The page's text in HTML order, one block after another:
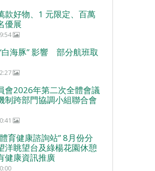
款好物、1 元限定、百萬
優展
白海豚” 影響 部分航班取
會2026年第二次全體會議
制跨部門協調小組聯合會
育健康諮詢站” 8月份分
洋眺望台及綠楊花園休憩
健康資訊推廣